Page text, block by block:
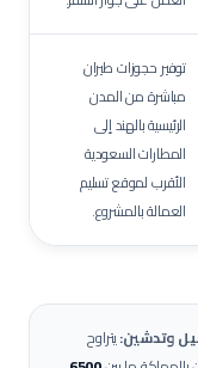
توفير حجوزات طيران
مباشرة من المدن
الرئيسية بالهند إلى
المطارات السعودية
الأقرب لموقع تسليم
العمالة بالمشروع.
وتدشين:يتراوح